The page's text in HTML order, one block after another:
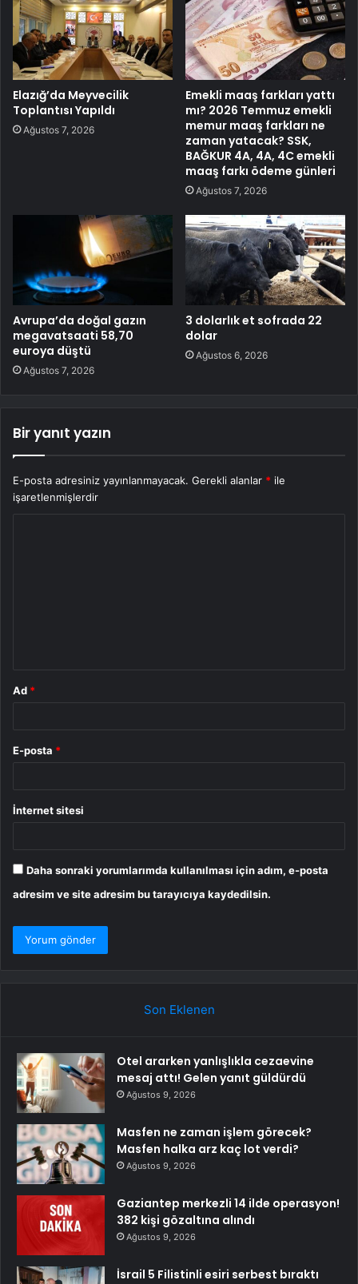
Elazığ’da Meyvecilik
Toplantısı Yapıldı
Ağustos 7, 2026
Emekli maaş farkları yattı
mı? 2026 Temmuz emekli
memur maaş farkları ne
zaman yatacak? SSK,
BAĞKUR 4A, 4A, 4C emekli
maaş farkı ödeme günleri
Ağustos 7, 2026
Avrupa’da doğal gazın
megavatsaati 58,70
euroya düştü
Ağustos 7, 2026
3 dolarlık et sofrada 22
dolar
Ağustos 6, 2026
Bir yanıt yazın
E-posta adresiniz yayınlanmayacak. Gerekli alanlar * ile
işaretlenmişlerdir
Ad *
E-posta *
İnternet sitesi
Daha sonraki yorumlarımda kullanılması için adım, e-posta
adresim ve site adresim bu tarayıcıya kaydedilsin.
Son Eklenen
Otel ararken yanlışlıkla cezaevine
mesaj attı! Gelen yanıt güldürdü
Ağustos 9, 2026
Masfen ne zaman işlem görecek?
Masfen halka arz kaç lot verdi?
Ağustos 9, 2026
Gaziantep merkezli 14 ilde operasyon!
382 kişi gözaltına alındı
Ağustos 9, 2026
İsrail 5 Filistinli esiri serbest bıraktı